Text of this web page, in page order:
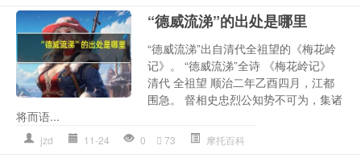
“德威流涕”的出处是哪里
“德威流涕”出自清代全祖望的《梅花岭
记》。 “德威流涕”全诗 《梅花岭记》
清代 全祖望 顺治二年乙酉四月，江都
围急。 督相史忠烈公知势不可为，集诸
将而语...
jzd 11-24 0 73 摩托百科